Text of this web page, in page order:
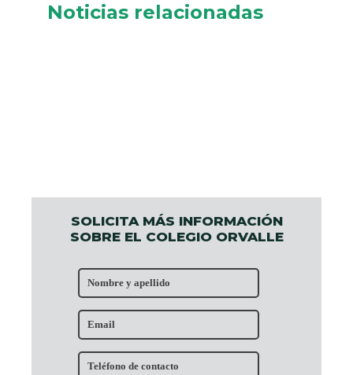
SOLICITA MÁS INFORMACIÓN
SOBRE EL COLEGIO ORVALLE
Noticias relacionadas